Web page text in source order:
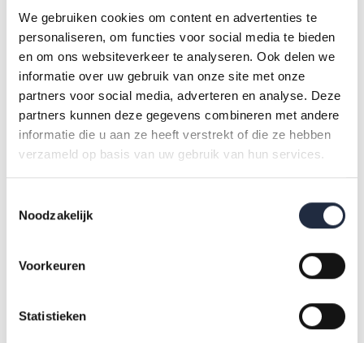
We gebruiken cookies om content en advertenties te
personaliseren, om functies voor social media te bieden
en om ons websiteverkeer te analyseren. Ook delen we
informatie over uw gebruik van onze site met onze
partners voor social media, adverteren en analyse. Deze
partners kunnen deze gegevens combineren met andere
informatie die u aan ze heeft verstrekt of die ze hebben
verzameld op basis van uw gebruik van hun services.
Noodzakelijk
Voorkeuren
Statistieken
subbranches afzonderlijk is het aandeel 55-plussers het
hoogst (32%; 32%; 33%).
Figuur 3. Leeftijdsverdeling naar branche
Hoogste instroom onder
De instroom in de sector is het hoogst onder medewerkers
jonger dan 25 jaar (45%), gevolgd door de groep van 25 tot
35 jaar (22%). Dit betekent dat bijna 70% van de nieuw
In branches zoals de kinderopvang (59%), verpleging,